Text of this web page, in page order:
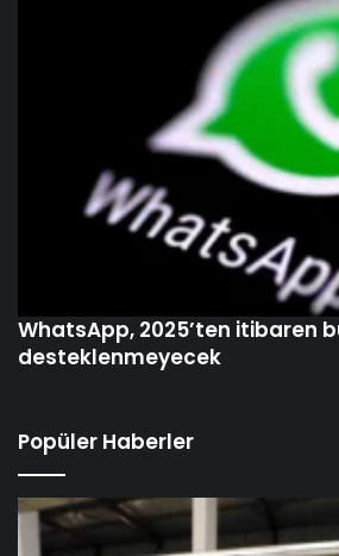
WhatsApp, 2025’ten itibaren
desteklenmeyecek
Popüler Haberler